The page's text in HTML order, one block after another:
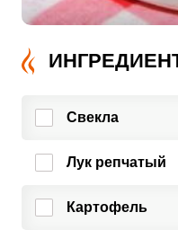
Свекла
Лук репчатый
Картофель